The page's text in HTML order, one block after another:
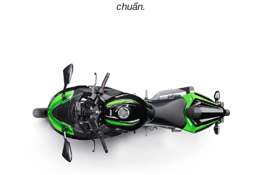
chuẩn.